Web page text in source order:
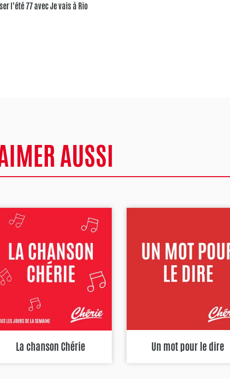
l’été 77 avec Je vais à Rio
AUSSI
La chanson Chérie Un mot pour le dire